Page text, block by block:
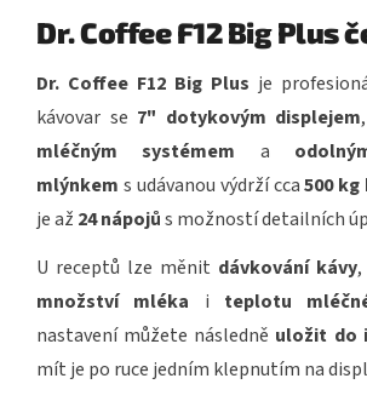
Dr. Coffee F12 Big Plus
Dr. Coffee F12 Big Plus je
kávovar se 7" dotykovým displejem,
mléčným systémem a
mlýnkem s udávanou výdrží cca500 kg
je až 24 nápojůs možností detailních
U receptů lze měnit dávkování kávy,
množství mléka i teplotu
nastavení můžete následně uložit do
mít je po ruce jedním klepnutím na